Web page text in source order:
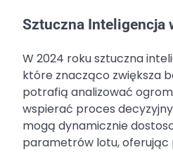
Sztuczna Inteligencja
W 2024 roku sztuczna
które znacząco zwiększa
potrafią analizować
wspierać proces
mogą dynamicznie
parametrów lotu, oferując